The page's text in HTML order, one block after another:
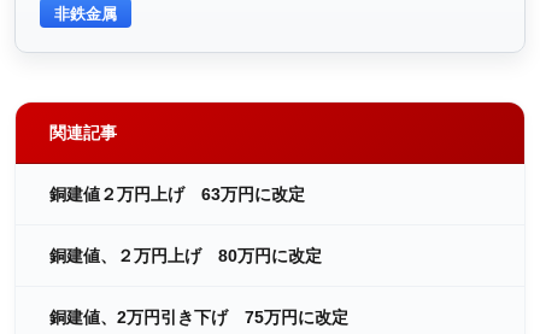
非鉄金属
関連記事
銅建値２万円上げ 63万円に改定
銅建値、２万円上げ 80万円に改定
銅建値、2万円引き下げ 75万円に改定